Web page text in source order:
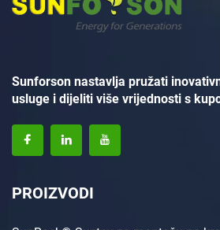
Sunforson nastavlja pružati
usluge i dijeliti više vrijednosti s
PROIZVODI